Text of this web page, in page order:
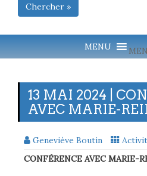
Chercher »
13 MAI 2024 |
AVEC MARIE-
Geneviève Boutin
CONFÉRENCE AVEC MARIE-